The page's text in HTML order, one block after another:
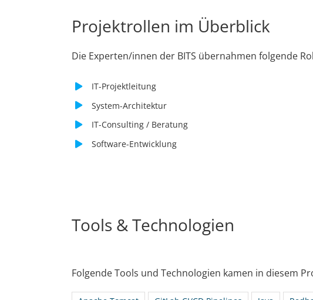
Projektrollen im Überblick
Die Experten/innen der BITS übernahmen folgende
IT-Projektleitung
System-Architektur
IT-Consulting / Beratung
Software-Entwicklung
Tools & Technologien
Folgende Tools und Technologien kamen in diesem